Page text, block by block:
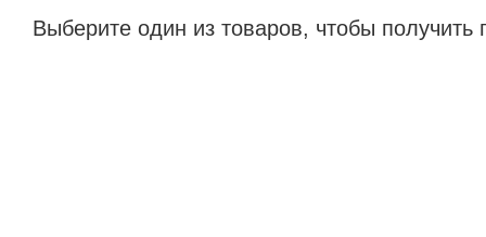
Выберите один из товаров, чтобы получить